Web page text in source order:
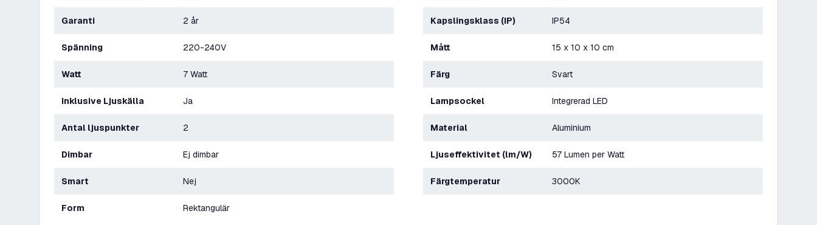
Garanti 2 år
Spänning 220-240V
Watt 7 Watt
Inklusive Ljuskälla Ja
Antal ljuspunkter 2
Dimbar Ej dimbar
Smart Nej
Form Rektangulär
Kapslingsklass (IP) IP54
Mått 15 x 10 x 10 cm
Färg Svart
Lampsockel Integrerad LED
Material Aluminium
Ljuseffektivitet (lm/W) 57 Lumen per Watt
Färgtemperatur 3000K